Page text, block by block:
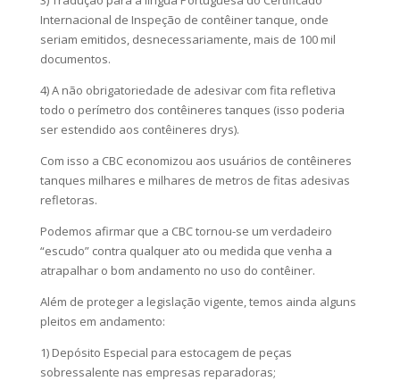
Internacional de Inspeção de contêiner tanque, onde
seriam emitidos, desnecessariamente, mais de 100 mil
documentos.
4) A não obrigatoriedade de adesivar com fita refletiva
todo o perímetro dos contêineres tanques (isso poderia
ser estendido aos contêineres drys).
Com isso a CBC economizou aos usuários de contêineres
tanques milhares e milhares de metros de fitas adesivas
refletoras.
Podemos afirmar que a CBC tornou-se um verdadeiro
“escudo” contra qualquer ato ou medida que venha a
atrapalhar o bom andamento no uso do contêiner.
Além de proteger a legislação vigente, temos ainda alguns
pleitos em andamento:
1) Depósito Especial para estocagem de peças
sobressalente nas empresas reparadoras;